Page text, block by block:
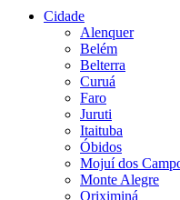
Cidade
Alenquer
Belém
Belterra
Curuá
Faro
Juruti
Itaituba
Óbidos
Mojuí dos
Monte Alegre
Oriximiná